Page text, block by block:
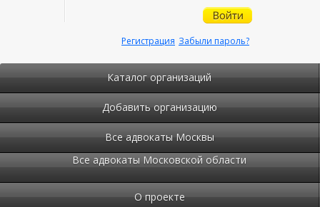
Забыли пароль?
Регистрация
Каталог организаций
Добавить организацию
Все адвокаты Москвы
Все адвокаты Московской области
О проекте